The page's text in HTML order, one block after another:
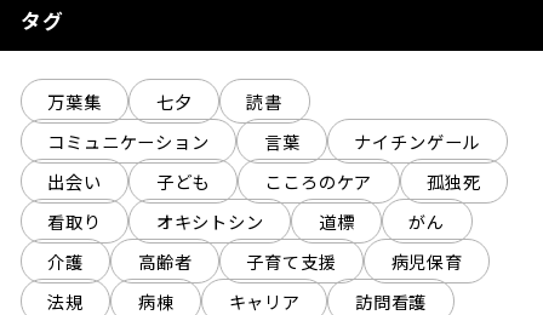
タグ
万葉集 七夕
読書
コミュニケーション
言葉
ナイチンゲール
出会い
子ども こころのケア
孤独死
看取り
オキシトシン 道標
がん
介護
高齢者 子育て支援
病児保育
法規
病棟 キャリア
訪問看護